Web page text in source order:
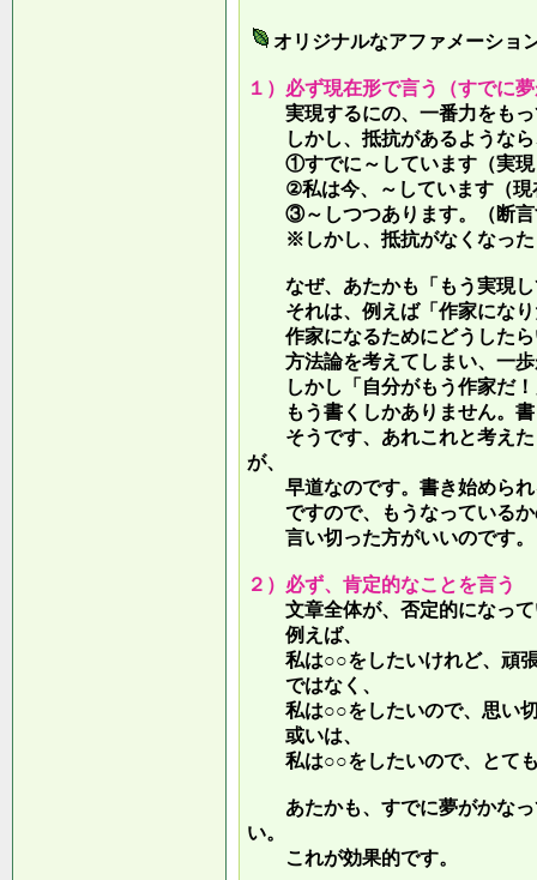
オリジナルなアファメーショ
１）必ず現在形で言う（すでに
実現するにの、一番力をもっ
しかし、抵抗があるような
①すでに～しています（実現
②私は今、～しています（現
③～しつつあります。（断言
※しかし、抵抗がなくなった
なぜ、あたかも「もう実現し
それは、例えば「作家になり
作家になるためにどうしたら
方法論を考えてしまい、一歩
しかし「自分がもう作家だ！
もう書くしかありません。書
そうです、あれこれと考えた
が、
早道なのです。書き始められ
ですので、もうなっているか
言い切った方がいいのです。
２）必ず、肯定的なことを言う
文章全体が、否定的になっ
例えば、
私は○○をしたいけれど、頑張
ではなく、
私は○○をしたいので、思い切
或いは、
私は○○をしたいので、とても
あたかも、すでに夢がかなっ
い。
これが効果的です。